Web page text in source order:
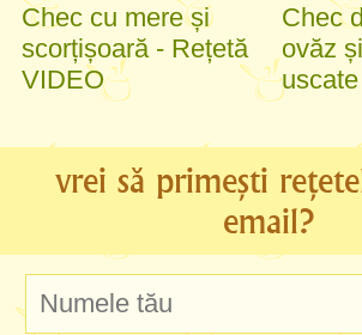
Chec cu mere și
scorțișoară - Rețetă
VIDEO
Chec
ovăz
uscate
vrei să primești
email?